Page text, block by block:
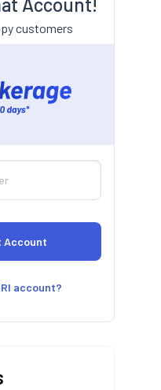
customers
account?